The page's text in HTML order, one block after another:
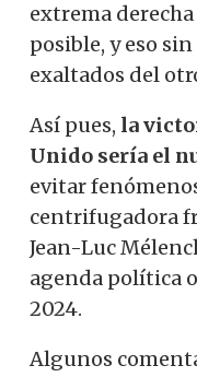
extrema
posible, y eso
exaltados del
Así pues, la
Unido sería el
evitar
centrifugadora
Jean-Luc
agenda política
2024.
Algunos